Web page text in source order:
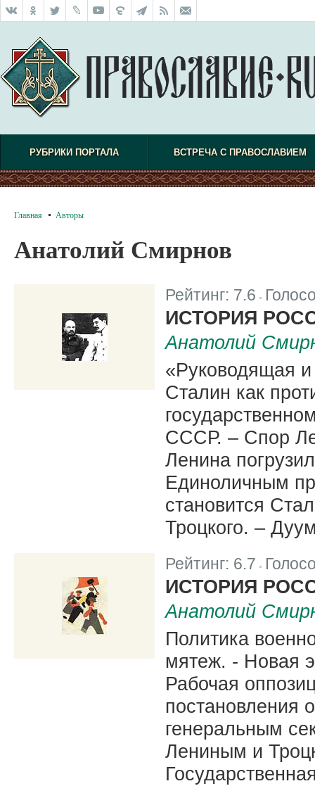
РУБРИКИ ПОРТАЛА ВСТРЕЧА С ПРАВОСЛАВИЕМ
Главная Авторы
Анатолий Смирнов
Рейтинг: 7.6
ИСТОРИЯ
Анатолий
«Руководящая
Сталин как
СССР. – Спор
Ленина
Единоличным
становится
Троцкого. –
Рейтинг: 6.7
ИСТОРИЯ
Анатолий
Политика
мятеж. - Новая
Рабочая
постановления
генеральным
Лениным и